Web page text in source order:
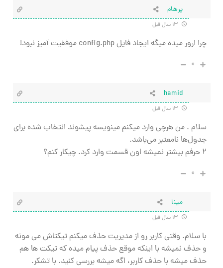
پرهام
چرا ارور میده میگه ایجاد فایل config.php موفقیت آمیز نبود!
۰
hamid
سلام . من هرچی وارد میکنم مینویسه پیشوند انتخاب شده برای
جدول‌ها نامعتبر می‌باشد.
۲ حرفم بیشتر نمیشه اون قسمت وارد کرد. چیکار کنم؟
۰
مینا
با سلام. وقتی کاربر رو از مدیریت حذف میکنم تیکتاش می مونه
و حذف نمیشه با اینکه موقع حذف پیام میده که تیکت ها هم
حذف میشه با حذف کاربر، اگه میشه بررسی کنید. با تشکر.